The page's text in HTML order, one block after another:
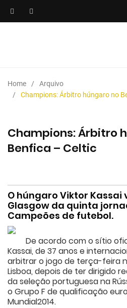
Home
Arquivo
Champions: Árbitro húngaro no
Champions: Árbitro
Benfica – Celtic
O húngaro Viktor
Glasgow da quinta
Campeões de futebol.
De acordo com o sítio
Kassai, de 37 anos e
arbitrar o jogo de terça-feira
Lisboa, depois de ter dirigido
da seleção portuguesa na
o Grupo F de qualificação
Mundial2014.